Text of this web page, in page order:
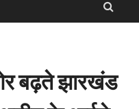
बढ़ते झारखंड